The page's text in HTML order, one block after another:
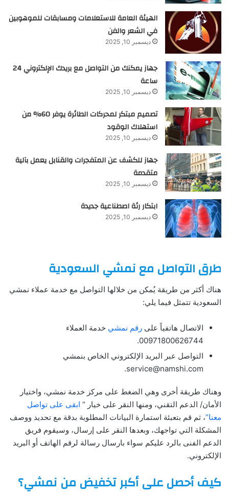
الهيئة العامة للاستعلامات ومسابقات للموهوبين
في الشعر والفن
ديسمبر 10, 2025
جهاز يمكنك من التواصل مع بريدك الإلكتروني 24
ساعة
ديسمبر 10, 2025
تصميم مبتكر لمحركات الطائرة يوفر 60% من
استهلاك الوقود
ديسمبر 10, 2025
جهاز للكشف عن المتفجرات والقنابل يعمل بآلية
متقدمة
ديسمبر 10, 2025
ابتكار رئة اصطناعية جديدة
ديسمبر 10, 2025
طرق التواصل مع نمشي السعودية
هناك أكثر من طريقة يُمكن من خلالها التواصل مع خدمة عملاء نمشي
السعودية تتمثل فيما يلي:
الاتصال هاتفياً على رقم نمشي خدمة العملاء
00971800626744.
التواصل عبر البريد الإلكتروني الخاص بنمشي
service@namshi.com.
وهناك طريقة أخرى وهي الضغط على مركز خدمة نمشي، واختيار
الأمان/ الدعم التقني، ومنها النقر على خيار “ ابقى على تواصل
معنا”، ثم قم بتعبئة استمارة البيانات المطلوبة بدقة مع تحديد ووصف
المشكلة التي تواجهك، وبعدها النقر على إرسال، وسيقوم فريق
الدعم الفنى بالرد عليكم سواء بارسال رسالة لرقم الهاتف أو البريد
الإلكتروني.
كيف أحصل على أكبر تخفيض من نمشي؟